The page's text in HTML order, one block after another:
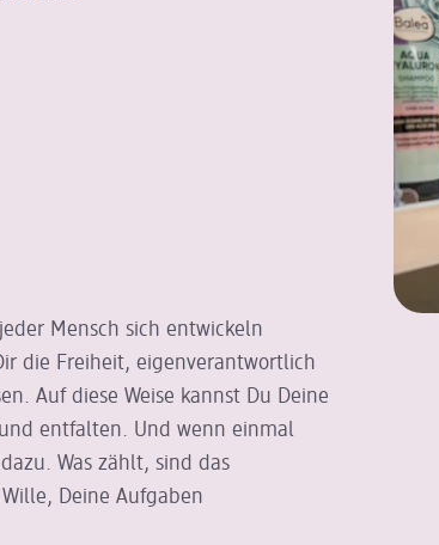
Mensch sich entwickeln
die Freiheit, eigenverantwortlich
Auf diese Weise kannst Du Deine
entfalten. Und wenn einmal
Was zählt, sind das
Deine Aufgaben